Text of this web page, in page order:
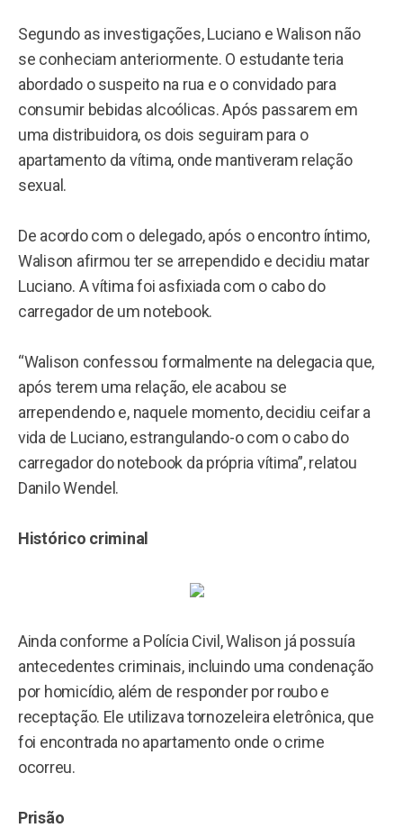
Segundo as investigações, Luciano e Walison não
se conheciam anteriormente. O estudante teria
abordado o suspeito na rua e o convidado para
consumir bebidas alcoólicas. Após passarem em
uma distribuidora, os dois seguiram para o
apartamento da vítima, onde mantiveram relação
sexual.
De acordo com o delegado, após o encontro íntimo,
Walison afirmou ter se arrependido e decidiu matar
Luciano. A vítima foi asfixiada com o cabo do
carregador de um notebook.
“Walison confessou formalmente na delegacia que,
após terem uma relação, ele acabou se
arrependendo e, naquele momento, decidiu ceifar a
vida de Luciano, estrangulando-o com o cabo do
carregador do notebook da própria vítima”, relatou
Danilo Wendel.
Histórico criminal
Ainda conforme a Polícia Civil, Walison já possuía
antecedentes criminais, incluindo uma condenação
por homicídio, além de responder por roubo e
receptação. Ele utilizava tornozeleira eletrônica, que
foi encontrada no apartamento onde o crime
ocorreu.
Prisão